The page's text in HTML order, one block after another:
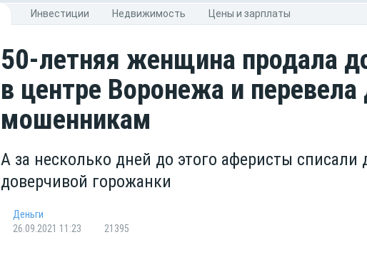
Инвестиции Недвижимость Цены и зарплаты
50-летняя женщина продала
в центре Воронежа и перевела
мошенникам
А за несколько дней до этого аферисты списали
доверчивой горожанки
Деньги
26.09.2021 11:23
21395